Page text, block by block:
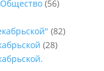
(56)
(82)
(28)